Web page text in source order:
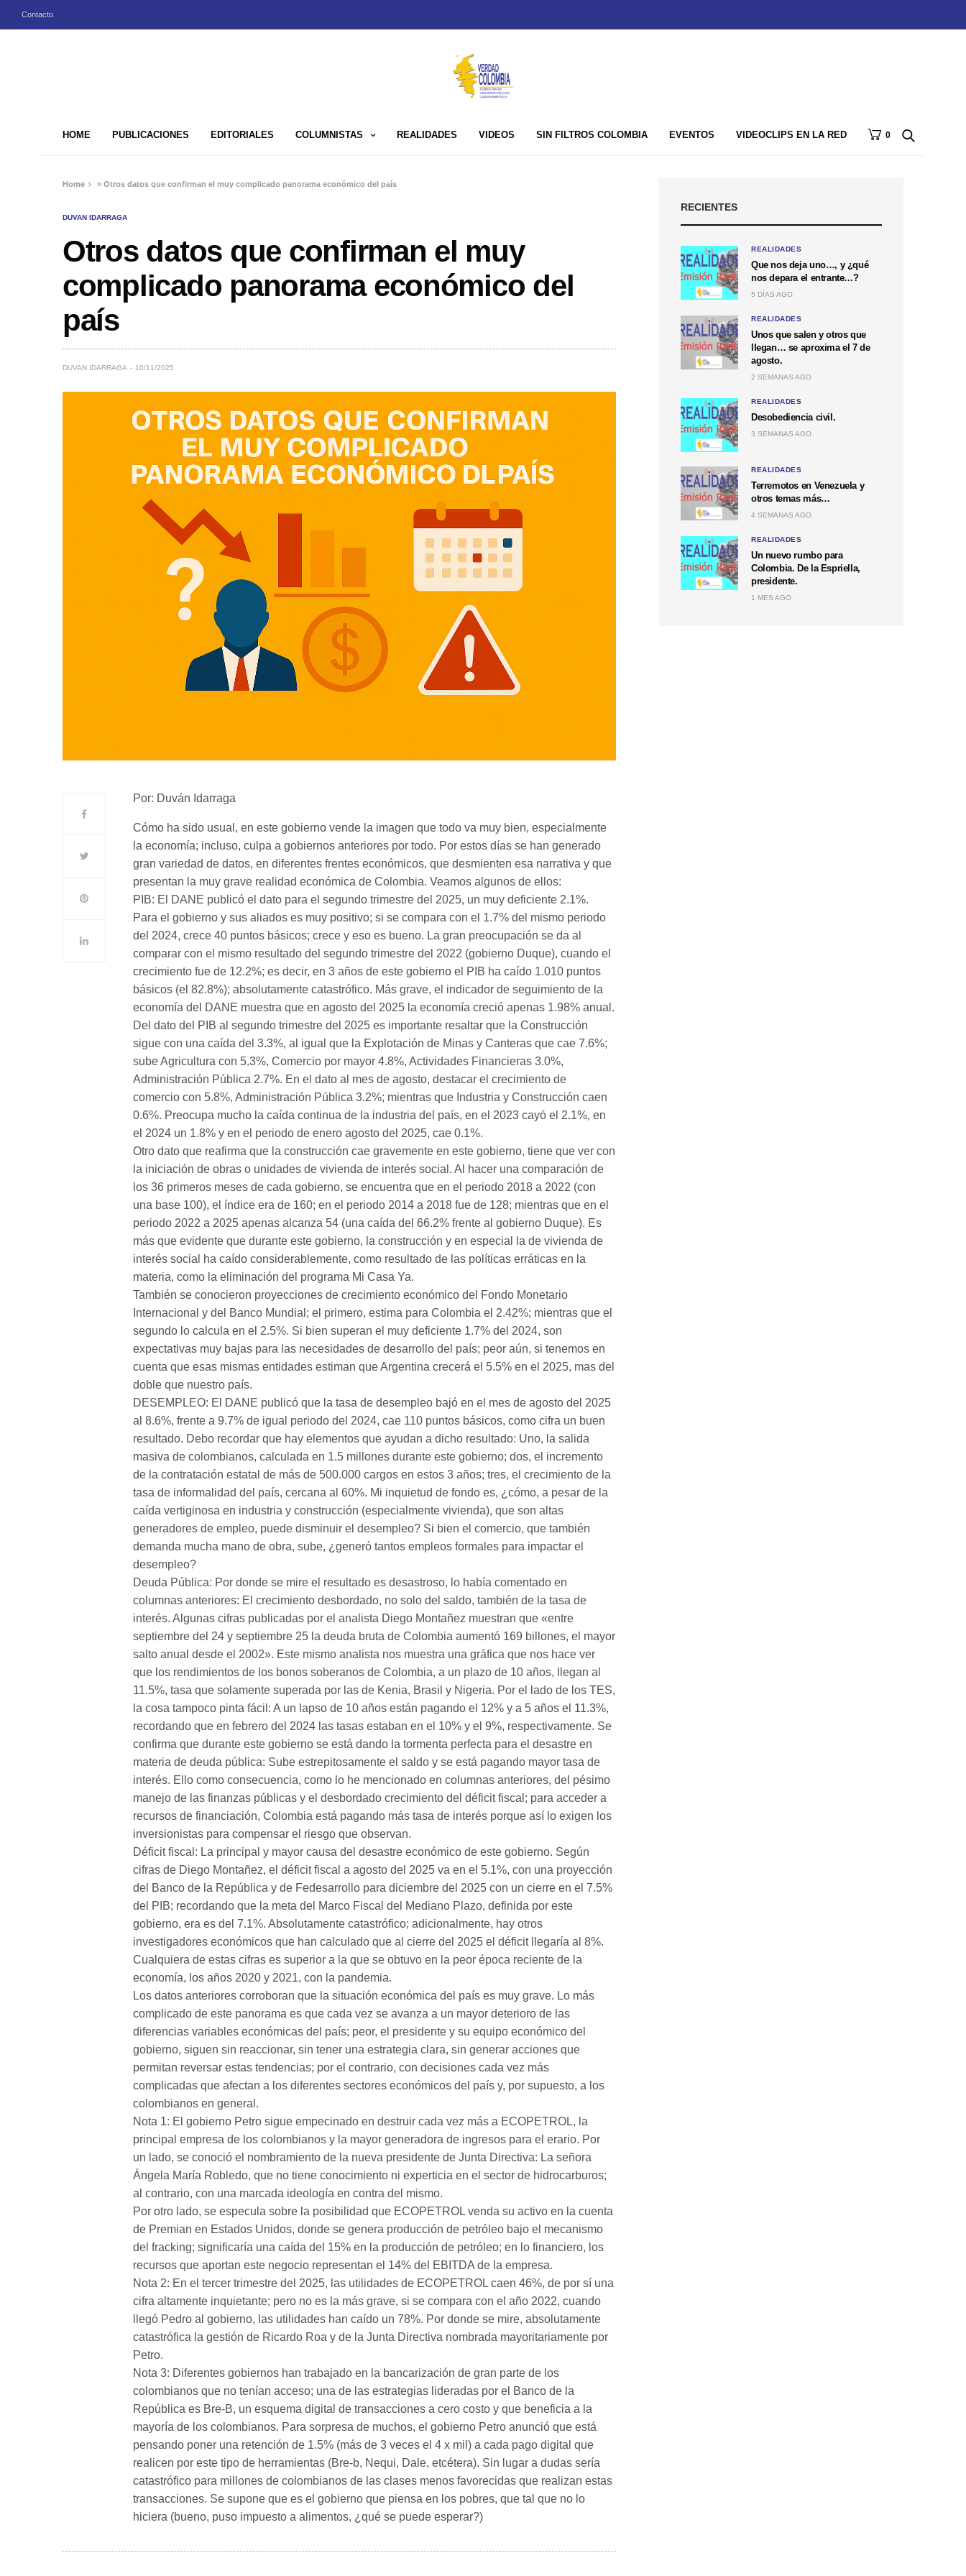
Contacto
HOME PUBLICACIONES EDITORIALES COLUMNISTAS REALIDADES VIDEOS SIN FILTROS COLOMBIA EVENTOS VIDEOCLIPS EN LA RED 0
Home »Otros datos que confirman el muy complicado panorama económico del país
DUVAN IDARRAGA
Otros datos que confirman el muy
complicado panorama económico del
país
DUVAN IDARRAGA 10/11/2025
Por: Duván Idarraga
Cómo ha sido usual, en este gobierno vende la imagen que todo va muy bien, especialmente
la economía; incluso, culpa a gobiernos anteriores por todo. Por estos días se han generado
gran variedad de datos, en diferentes frentes económicos, que desmienten esa narrativa y que
presentan la muy grave realidad económica de Colombia. Veamos algunos de ellos:
PIB: El DANE publicó el dato para el segundo trimestre del 2025, un muy deficiente 2.1%.
Para el gobierno y sus aliados es muy positivo; si se compara con el 1.7% del mismo periodo
del 2024, crece 40 puntos básicos; crece y eso es bueno. La gran preocupación se da al
comparar con el mismo resultado del segundo trimestre del 2022 (gobierno Duque), cuando el
crecimiento fue de 12.2%; es decir, en 3 años de este gobierno el PIB ha caído 1.010 puntos
básicos (el 82.8%); absolutamente catastrófico. Más grave, el indicador de seguimiento de la
economía del DANE muestra que en agosto del 2025 la economía creció apenas 1.98% anual.
Del dato del PIB al segundo trimestre del 2025 es importante resaltar que la Construcción
sigue con una caída del 3.3%, al igual que la Explotación de Minas y Canteras que cae 7.6%;
sube Agricultura con 5.3%, Comercio por mayor 4.8%, Actividades Financieras 3.0%,
Administración Pública 2.7%. En el dato al mes de agosto, destacar el crecimiento de
comercio con 5.8%, Administración Pública 3.2%; mientras que Industria y Construcción caen
0.6%. Preocupa mucho la caída continua de la industria del país, en el 2023 cayó el 2.1%, en
el 2024 un 1.8% y en el periodo de enero agosto del 2025, cae 0.1%.
Otro dato que reafirma que la construcción cae gravemente en este gobierno, tiene que ver con
la iniciación de obras o unidades de vivienda de interés social. Al hacer una comparación de
los 36 primeros meses de cada gobierno, se encuentra que en el periodo 2018 a 2022 (con
una base 100), el índice era de 160; en el periodo 2014 a 2018 fue de 128; mientras que en el
periodo 2022 a 2025 apenas alcanza 54 (una caída del 66.2% frente al gobierno Duque). Es
más que evidente que durante este gobierno, la construcción y en especial la de vivienda de
interés social ha caído considerablemente, como resultado de las políticas erráticas en la
materia, como la eliminación del programa Mi Casa Ya.
También se conocieron proyecciones de crecimiento económico del Fondo Monetario
Internacional y del Banco Mundial; el primero, estima para Colombia el 2.42%; mientras que el
segundo lo calcula en el 2.5%. Si bien superan el muy deficiente 1.7% del 2024, son
expectativas muy bajas para las necesidades de desarrollo del país; peor aún, si tenemos en
cuenta que esas mismas entidades estiman que Argentina crecerá el 5.5% en el 2025, mas del
doble que nuestro país.
DESEMPLEO: El DANE publicó que la tasa de desempleo bajó en el mes de agosto del 2025
al 8.6%, frente a 9.7% de igual periodo del 2024, cae 110 puntos básicos, como cifra un buen
resultado. Debo recordar que hay elementos que ayudan a dicho resultado: Uno, la salida
masiva de colombianos, calculada en 1.5 millones durante este gobierno; dos, el incremento
de la contratación estatal de más de 500.000 cargos en estos 3 años; tres, el crecimiento de la
tasa de informalidad del país, cercana al 60%. Mi inquietud de fondo es, ¿cómo, a pesar de la
caída vertiginosa en industria y construcción (especialmente vivienda), que son altas
generadores de empleo, puede disminuir el desempleo? Si bien el comercio, que también
demanda mucha mano de obra, sube, ¿generó tantos empleos formales para impactar el
desempleo?
Deuda Pública: Por donde se mire el resultado es desastroso, lo había comentado en
columnas anteriores: El crecimiento desbordado, no solo del saldo, también de la tasa de
interés. Algunas cifras publicadas por el analista Diego Montañez muestran que «entre
septiembre del 24 y septiembre 25 la deuda bruta de Colombia aumentó 169 billones, el mayor
salto anual desde el 2002». Este mismo analista nos muestra una gráfica que nos hace ver
que los rendimientos de los bonos soberanos de Colombia, a un plazo de 10 años, llegan al
11.5%, tasa que solamente superada por las de Kenia, Brasil y Nigeria. Por el lado de los TES,
la cosa tampoco pinta fácil: A un lapso de 10 años están pagando el 12% y a 5 años el 11.3%,
recordando que en febrero del 2024 las tasas estaban en el 10% y el 9%, respectivamente. Se
confirma que durante este gobierno se está dando la tormenta perfecta para el desastre en
materia de deuda pública: Sube estrepitosamente el saldo y se está pagando mayor tasa de
interés. Ello como consecuencia, como lo he mencionado en columnas anteriores, del pésimo
manejo de las finanzas públicas y el desbordado crecimiento del déficit fiscal; para acceder a
recursos de financiación, Colombia está pagando más tasa de interés porque así lo exigen los
inversionistas para compensar el riesgo que observan.
Déficit fiscal: La principal y mayor causa del desastre económico de este gobierno. Según
cifras de Diego Montañez, el déficit fiscal a agosto del 2025 va en el 5.1%, con una proyección
del Banco de la República y de Fedesarrollo para diciembre del 2025 con un cierre en el 7.5%
del PIB; recordando que la meta del Marco Fiscal del Mediano Plazo, definida por este
gobierno, era es del 7.1%. Absolutamente catastrófico; adicionalmente, hay otros
investigadores económicos que han calculado que al cierre del 2025 el déficit llegaría al 8%.
Cualquiera de estas cifras es superior a la que se obtuvo en la peor época reciente de la
economía, los años 2020 y 2021, con la pandemia.
Los datos anteriores corroboran que la situación económica del país es muy grave. Lo más
complicado de este panorama es que cada vez se avanza a un mayor deterioro de las
diferencias variables económicas del país; peor, el presidente y su equipo económico del
gobierno, siguen sin reaccionar, sin tener una estrategia clara, sin generar acciones que
permitan reversar estas tendencias; por el contrario, con decisiones cada vez más
complicadas que afectan a los diferentes sectores económicos del país y, por supuesto, a los
colombianos en general.
Nota 1: El gobierno Petro sigue empecinado en destruir cada vez más a ECOPETROL, la
principal empresa de los colombianos y la mayor generadora de ingresos para el erario. Por
un lado, se conoció el nombramiento de la nueva presidente de Junta Directiva: La señora
Ángela María Robledo, que no tiene conocimiento ni experticia en el sector de hidrocarburos;
al contrario, con una marcada ideología en contra del mismo.
Por otro lado, se especula sobre la posibilidad que ECOPETROL venda su activo en la cuenta
de Premian en Estados Unidos, donde se genera producción de petróleo bajo el mecanismo
del fracking; significaría una caída del 15% en la producción de petróleo; en lo financiero, los
recursos que aportan este negocio representan el 14% del EBITDA de la empresa.
Nota 2: En el tercer trimestre del 2025, las utilidades de ECOPETROL caen 46%, de por sí una
cifra altamente inquietante; pero no es la más grave, si se compara con el año 2022, cuando
llegó Pedro al gobierno, las utilidades han caído un 78%. Por donde se mire, absolutamente
catastrófica la gestión de Ricardo Roa y de la Junta Directiva nombrada mayoritariamente por
Petro.
Nota 3: Diferentes gobiernos han trabajado en la bancarización de gran parte de los
colombianos que no tenían acceso; una de las estrategias lideradas por el Banco de la
República es Bre-B, un esquema digital de transacciones a cero costo y que beneficia a la
mayoría de los colombianos. Para sorpresa de muchos, el gobierno Petro anunció que está
pensando poner una retención de 1.5% (más de 3 veces el 4 x mil) a cada pago digital que
realicen por este tipo de herramientas (Bre-b, Nequi, Dale, etcétera). Sin lugar a dudas sería
catastrófico para millones de colombianos de las clases menos favorecidas que realizan estas
transacciones. Se supone que es el gobierno que piensa en los pobres, que tal que no lo
hiciera (bueno, puso impuesto a alimentos, ¿qué se puede esperar?)
RECIENTES
REALIDADES
Que nos deja uno…, y ¿qué
nos depara el entrante…?
5 DÍAS AGO
REALIDADES
Unos que salen y otros que
llegan… se aproxima el 7 de
agosto.
2 SEMANAS AGO
REALIDADES
Desobediencia civil.
3 SEMANAS AGO
REALIDADES
Terremotos en Venezuela y
otros temas más…
4 SEMANAS AGO
REALIDADES
Un nuevo rumbo para
Colombia. De la Espriella,
presidente.
1 MES AGO